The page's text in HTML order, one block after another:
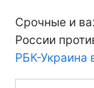
Срочные и
России
РБК-Украина